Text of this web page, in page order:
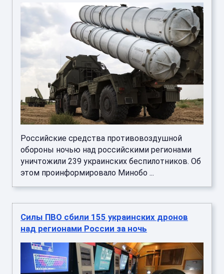
Российские средства противовоздушной
обороны ночью над российскими регионами
уничтожили 239 украинских беспилотников. Об
этом проинформировало Минобо ...
Силы ПВО сбили 155 украинских дронов
над регионами России за ночь